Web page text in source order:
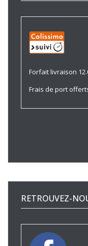
Forfait livraison
Frais de port
RETROUVEZ-